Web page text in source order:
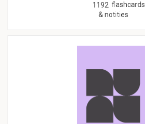
1192 flashcards
& notities